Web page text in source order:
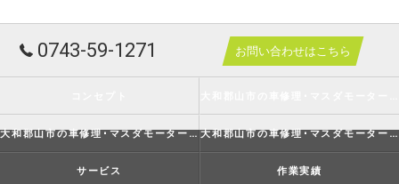
0743-59-1271 お問い合わせはこちら
大和郡山市の車修理･マスダモータースの評判 大和郡山市の車修理･マスダモータースのお客様の声
サービス 作業実績